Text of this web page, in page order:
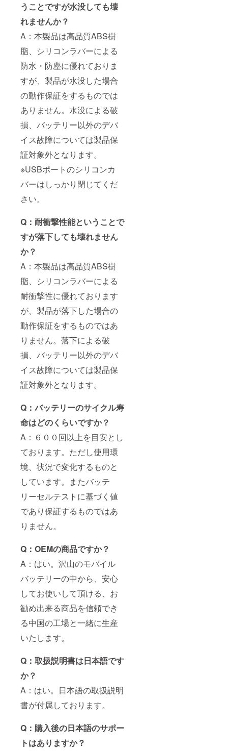
うことですが水没しても壊
れませんか？
A：本製品は高品質ABS樹
脂、シリコンラバーによる
防水・防塵に優れておりま
すが、製品が水没した場合
の動作保証をするものでは
ありません。水没による破
損、バッテリー以外のデバ
イス故障については製品保
証対象外となります。
※USBポートのシリコンカ
バーはしっかり閉じてくだ
さい。
Q：耐衝撃性能ということで
すが落下しても壊れません
か？
A：本製品は高品質ABS樹
脂、シリコンラバーによる
耐衝撃性に優れております
が、製品が落下した場合の
動作保証をするものではあ
りません。落下による破
損、バッテリー以外のデバ
イス故障については製品保
証対象外となります。
Q：バッテリーのサイクル寿
命はどのくらいですか？
A：６００回以上を目安とし
ております。ただし使用環
境、状況で変化するものと
しています。またバッテ
リーセルテストに基づく値
であり保証するものではあ
りません。
Q：OEMの商品ですか？
A：はい。沢山のモバイル
バッテリーの中から、安心
してお使いして頂ける、お
勧め出来る商品を信頼でき
る中国の工場と一緒に生産
いたします。
Q：取扱説明書は日本語です
か？
A：はい。日本語の取扱説明
書が付属しております。
Q：購入後の日本語のサポー
トはありますか？